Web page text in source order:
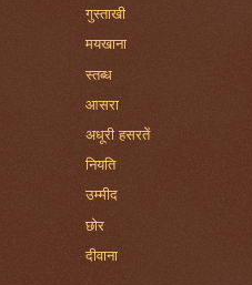
गुस्ताखी
मयखाना
स्तब्ध
आसरा
अधूरी हसरतें
नियति
उम्मीद
छोर
दीवाना